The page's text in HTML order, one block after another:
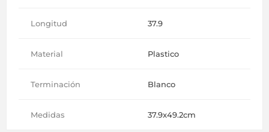
Longitud 37.9
Material Plastico
Terminación Blanco
Medidas 37.9x49.2cm